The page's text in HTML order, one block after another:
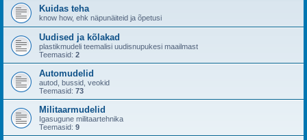
Kuidas teha
know how, ehk näpunäiteid ja õpetusi
Uudised ja kõlakad
plastikmudeli teemalisi uudisnupukesi maailmast
Teemasid: 2
Automudelid
autod, bussid, veokid
Teemasid: 73
Militaarmudelid
Igasugune militaartehnika
Teemasid: 9